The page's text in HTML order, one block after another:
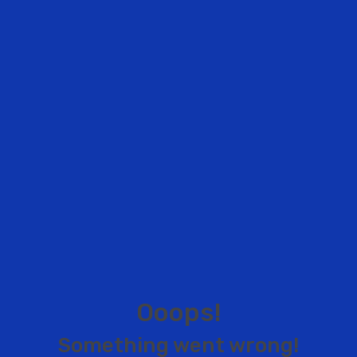
Ooops!
Something went wrong!